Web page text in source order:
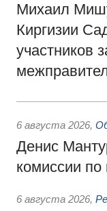
Михаил
Киргизии
участников
6 августа 2026,
Денис
комиссии
6 августа 2026,